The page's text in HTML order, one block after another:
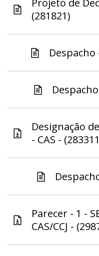
Projeto de
(281821)
Despacho
Designação
- CAS -
Parecer - 1 -
CAS/CCJ -